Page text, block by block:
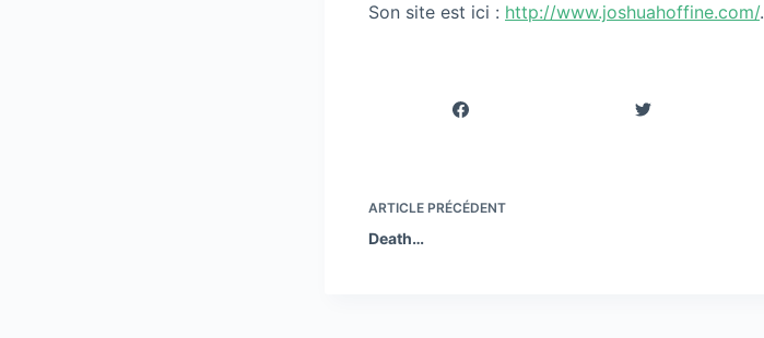
Son site est ici : http://www.joshuahoffine.com/.
ARTICLE PRÉCÉDENT
Death…